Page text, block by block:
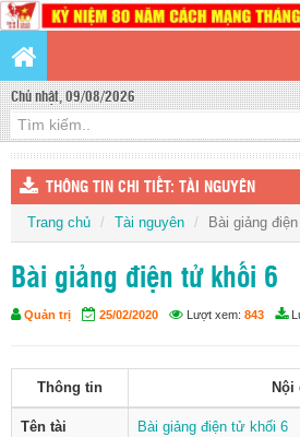
Chủ nhật, 09/08/2026
THÔNG TIN CHI TIẾT: TÀI NGUYÊN
Trang chủ Tài nguyên Bài giảng
Bài giảng điện tử khối 6
Quản trị 25/02/2020 Lượt xem: 843
Thông tin Nội
Tên tài
Bài giảng điện tử khối 6